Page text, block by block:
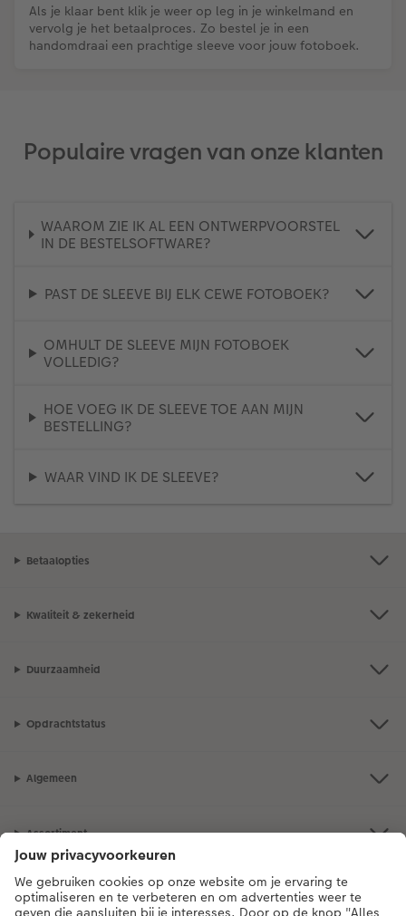
Als je klaar bent klik je weer op leg in je winkelmand en
vervolg je het betaalproces. Zo bestel je in een
handomdraai een prachtige sleeve voor jouw fotoboek.
Populaire vragen van onze klanten
WAAROM ZIE IK AL EEN ONTWERPVOORSTEL
IN DE BESTELSOFTWARE?
PAST DE SLEEVE BIJ ELK CEWE FOTOBOEK?
OMHULT DE SLEEVE MIJN FOTOBOEK
VOLLEDIG?
HOE VOEG IK DE SLEEVE TOE AAN MIJN
BESTELLING?
WAAR VIND IK DE SLEEVE?
Betaalopties
Kwaliteit & zekerheid
Duurzaamheid
Opdrachtstatus
Algemeen
Assortiment
Als je een vraag hebt over een product of bestelling, bel ons dan gerust:
0318 264 005[ma - vr 9:00 tot 20:00 u | za 9:00 tot 17:00 u | zo 12:00 tot